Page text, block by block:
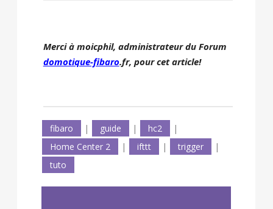
Merci à moicphil, administrateur du Forum
domotique-fibaro.fr, pour cet article!
fibaro | guide | hc2
|
Home Center 2
| ifttt | trigger
|
tuto